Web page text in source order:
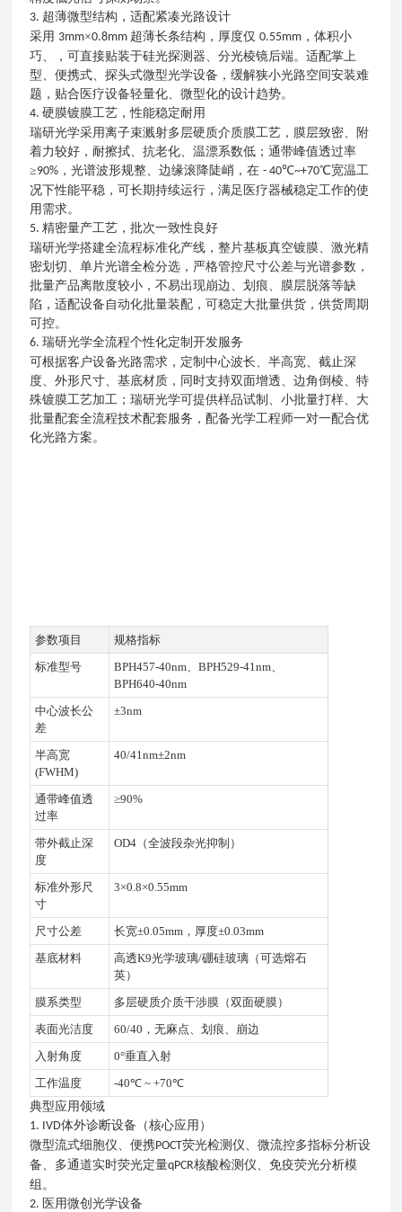
3. 超薄微型结构，适配紧凑光路设计
采用 3mm×0.8mm 超薄长条结构，厚度仅0.55mm ，体积小
巧、，可直接贴装于硅光探测器、分光棱镜后端。适配掌上
型、便携式、探头式微型光学设备，缓解狭小光路空间安装难
题，贴合医疗设备轻量化、微型化的设计趋势。
4.硬膜镀膜工艺，性能稳定耐用
瑞研光学采用离子束溅射多层硬质介质膜工艺，膜层致密、附
着力较好，耐擦拭、抗老化、温漂系数低；通带峰值透过率
≥90% ，光谱波形规整、边缘滚降陡峭，在- 40℃~+70℃宽温工
况下性能平稳，可长期持续运行，满足医疗器械稳定工作的使
用需求。
5.精密量产工艺，批次一致性良好
瑞研光学搭建全流程标准化产线，整片基板真空镀膜、激光精
密划切、单片光谱全检分选，严格管控尺寸公差与光谱参数，
批量产品离散度较小，不易出现崩边、划痕、膜层脱落等缺
陷，适配设备自动化批量装配，可稳定大批量供货，供货周期
可控。
6.瑞研光学全流程个性化定制开发服务
可根据客户设备光路需求，定制中心波长、半高宽、截止深
度、外形尺寸、基底材质，同时支持双面增透、边角倒棱、特
殊镀膜工艺加工；瑞研光学可提供样品试制、小批量打样、大
批量配套全流程技术配套服务，配备光学工程师一对一配合优
化光路方案。
参数项目
规格指标
标准型号
BPH457-40nm、BPH529-41nm、
BPH640-40nm
中心波长公
差
±3nm
半高宽
(FWHM)
40/41nm±2nm
通带峰值透
过率
≥90%
带外截止深
度
OD4（全波段杂光抑制）
标准外形尺
寸
3×0.8×0.55mm
尺寸公差 长宽±0.05mm，厚度±0.03mm
基底材料
高透K9光学玻璃/硼硅玻璃（可选熔石
英）
膜系类型
多层硬质介质干涉膜（双面硬膜）
表面光洁度
60/40，无麻点、划痕、崩边
入射角度
0°垂直入射
工作温度
-40℃ ~ +70℃
典型应用领域
1. IVD体外诊断设备（核心应用）
微型流式细胞仪、便携POCT荧光检测仪、微流控多指标分析设
备、多通道实时荧光定量qPCR核酸检测仪、免疫荧光分析模
组。
2. 医用微创光学设备